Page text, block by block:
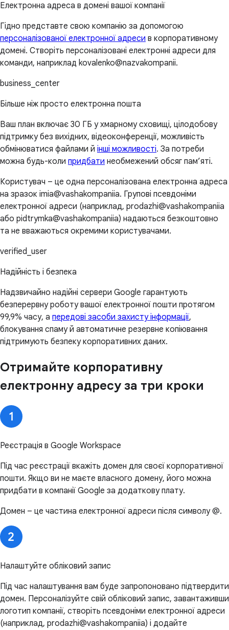
Електронна адреса в домені вашої компанії
Гідно представте свою компанію за допомогою
персоналізованої електронної адреси в корпоративному
домені. Створіть персоналізовані електронні адреси для
команди, наприклад kovalenko@nazvakompanii.
business_center
Більше ніж просто електронна пошта
Ваш план включає 30 ГБ у хмарному сховищі, цілодобову
підтримку без вихідних, відеоконференції, можливість
обмінюватися файлами й інші можливості. За потреби
можна будь-коли придбати необмежений обсяг пам’яті.
Користувач – це одна персоналізована електронна адреса
на зразок imia@vashakompaniia. Групові псевдоніми
електронної адреси (наприклад, prodazhi@vashakompaniia
або pidtrymka@vashakompaniia) надаються безкоштовно
та не вважаються окремими користувачами.
verified_user
Надійність і безпека
Надзвичайно надійні сервери Google гарантують
безперервну роботу вашої електронної пошти протягом
99,9% часу, а передові засоби захисту інформації,
блокування спаму й автоматичне резервне копіювання
підтримують безпеку корпоративних даних.
Отримайте корпоративну
електронну адресу за три кроки
Реєстрація в Google Workspace
Під час реєстрації вкажіть домен для своєї корпоративної
пошти. Якщо ви не маєте власного домену, його можна
придбати в компанії Google за додаткову плату.
Домен – це частина електронної адреси після символу @.
Налаштуйте обліковий запис
Під час налаштування вам буде запропоновано підтвердити
домен. Персоналізуйте свій обліковий запис, завантаживши
логотип компанії, створіть псевдоніми електронної адреси
(наприклад, prodazhi@vashakompaniia) і додайте